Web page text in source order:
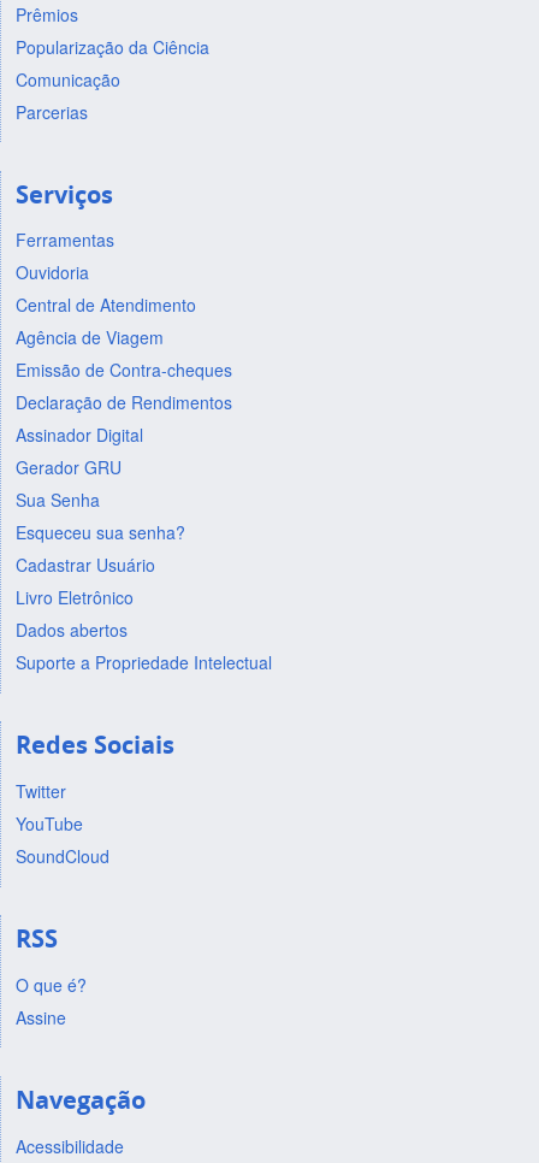
Prêmios
Popularização da Ciência
Comunicação
Parcerias
Serviços
Ferramentas
Ouvidoria
Central de Atendimento
Agência de Viagem
Emissão de Contra-cheques
Declaração de Rendimentos
Assinador Digital
Gerador GRU
Sua Senha
Esqueceu sua senha?
Cadastrar Usuário
Livro Eletrônico
Dados abertos
Suporte a Propriedade Intelectual
Redes Sociais
Twitter
YouTube
SoundCloud
RSS
O que é?
Assine
Navegação
Acessibilidade